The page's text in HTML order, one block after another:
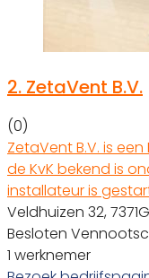
2. ZetaVent B.V.
(0)
ZetaVent B.V. is
de KvK bekend is
installateur is
Veldhuizen 32,
Besloten
1 werknemer